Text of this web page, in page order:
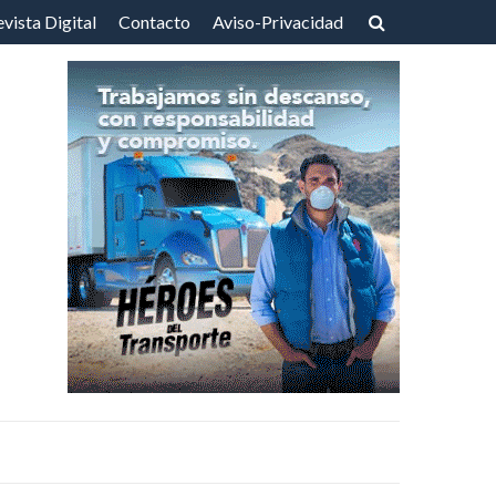
Digital Contacto Aviso-Privacidad